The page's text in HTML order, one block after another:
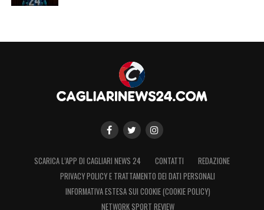
SCARICA L’APP DI CAGLIARI NEWS 24 CONTATTI
REDAZIONE
PRIVACY POLICY E TRATTAMENTO DEI DATI PERSONALI
INFORMATIVA ESTESA SUI COOKIE (COOKIE POLICY)
NETWORK SPORT REVIEW